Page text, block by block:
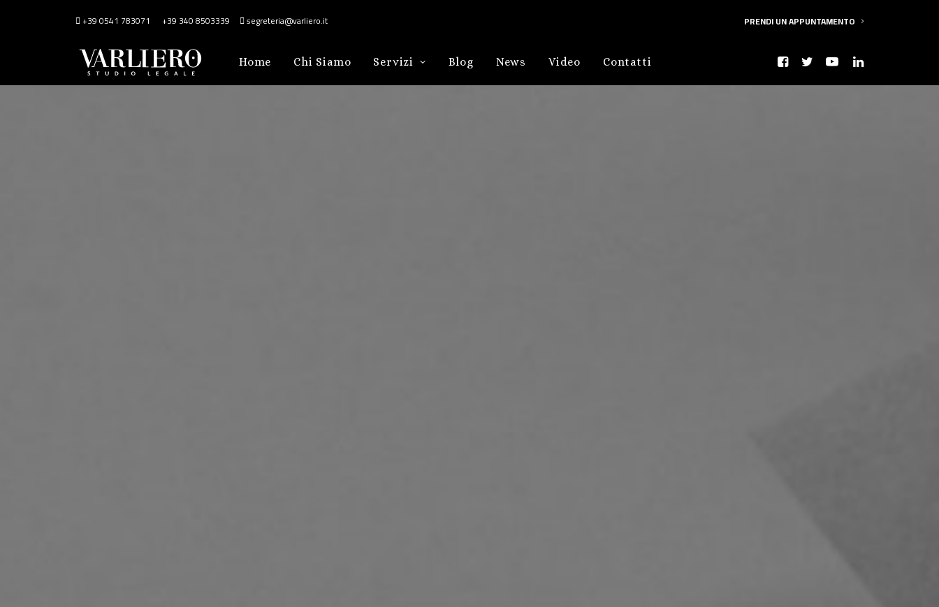
+39 0541 783071 +39 340 8503339 segreteria@varliero.it PRENDI UN APPUNTAMENTO
Home Chi Siamo Servizi Blog News Video Contatti